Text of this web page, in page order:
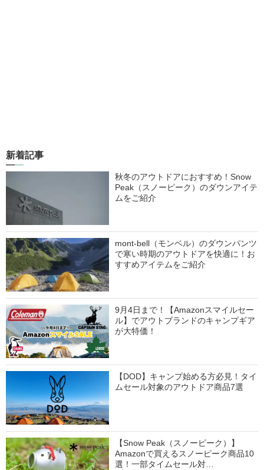
新着記事
秋冬のアウトドアにおすすめ！Snow
Peak（スノーピーク）のダウンアイテ
ムをご紹介
mont-bell（モンベル）のダウンパンツ
で寒い時期のアウトドアを快適に！お
すすめアイテムをご紹介
9月4日まで！【Amazonスマイルセー
ル】でアウトブランドのキャンプギア
が大特価！
【DOD】キャンプ始める方必見！タイ
ムセール対象のアウトドア商品7選
【Snow Peak（スノーピーク）】
Amazonで買えるスノーピーク商品10
選！一部タイムセール対…